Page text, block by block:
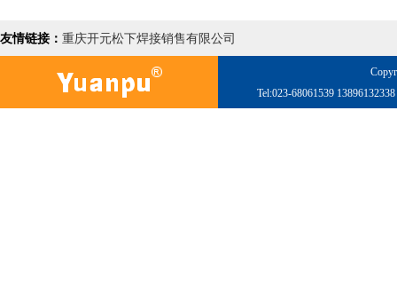
友情链接： 重庆开元松下焊接销售有限公司
Tel:023-68061539